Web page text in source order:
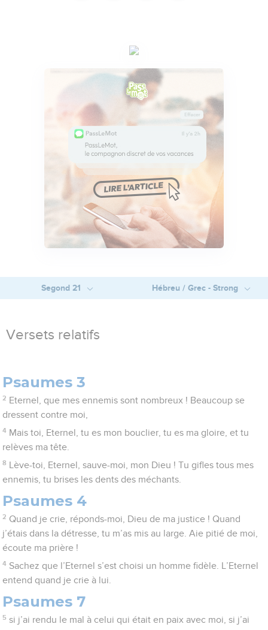
Segond 21 Hébreu / Grec - Strong
Versets relatifs
Psaumes 3
2 Eternel, que mes ennemis sont nombreux ! Beaucoup se
dressent contre moi,
4 Mais toi, Eternel, tu es mon bouclier, tu es ma gloire, et tu
relèves ma tête.
8
Lève-toi, Eternel, sauve-moi, mon Dieu ! Tu gifles tous mes
ennemis, tu brises les dents des méchants.
Psaumes 4
2 Quand je crie, réponds-moi, Dieu de ma justice ! Quand
j’étais dans la détresse, tu m’as mis au large. Aie pitié de moi,
écoute ma prière !
4 Sachez que l’Eternel s’est choisi un homme fidèle. L’Eternel
entend quand je crie à lui.
Psaumes 7
5 si j’ai rendu le mal à celui qui était en paix avec moi, si j’ai